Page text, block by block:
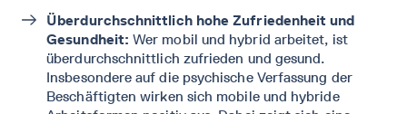
Überdurchschnittlich hohe Zufriedenheit und
Gesundheit: Wer mobil und hybrid arbeitet, ist
überdurchschnittlich zufrieden und gesund.
Insbesondere auf die psychische Verfassung der
Beschäftigten wirken sich mobile und hybride